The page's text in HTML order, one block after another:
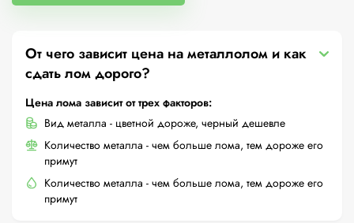
От чего зависит цена на металлолом и как
сдать лом дорого?
Цена лома зависит от трех факторов:
Вид металла - цветной дороже, черный дешевле
Количество металла - чем больше лома, тем дороже его
примут
Количество металла - чем больше лома, тем дороже его
примут